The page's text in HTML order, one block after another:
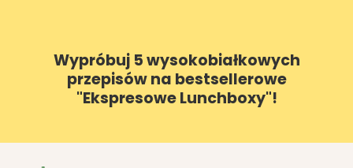
Wypróbuj 5 wysokobiałkowych
przepisów na bestsellerowe
"Ekspresowe Lunchboxy"!